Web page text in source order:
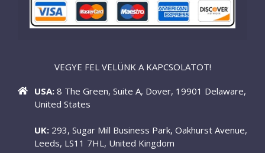
VEGYE FEL VELÜNK A KAPCSOLATOT!
USA: 8 The Green, Suite A, Dover, 19901 Delaware,
United States
UK: 293, Sugar Mill Business Park, Oakhurst Avenue,
Leeds, LS11 7HL, United Kingdom